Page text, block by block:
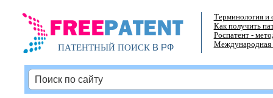
ПАТЕНТНЫЙ ПОИСКВ РФ
Терминология и
Как получить
Роспатент -
Международная